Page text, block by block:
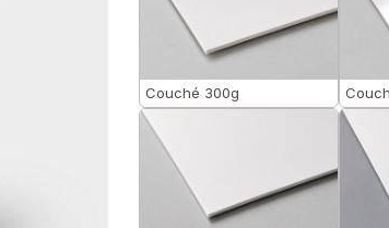
Couché 300g